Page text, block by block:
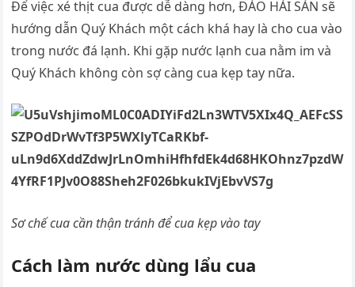
Để việc xé thịt cua được dễ dàng hơn, ĐẢO HẢI SẢN sẽ
hướng dẫn Quý Khách một cách khá hay là cho cua vào
trong nước đá lạnh. Khi gặp nước lạnh cua nằm im và
Quý Khách không còn sợ càng cua kẹp tay nữa.
Sơ chế cua cần thận tránh để cua kẹp vào tay
Cách làm nước dùng lẩu cua